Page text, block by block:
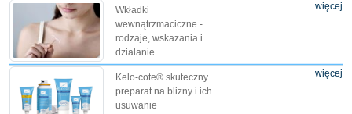
Wkładki
wewnątrzmaciczne -
rodzaje, wskazania i
działanie
więcej
Kelo-cote® skuteczny
preparat na blizny i ich
usuwanie
więcej